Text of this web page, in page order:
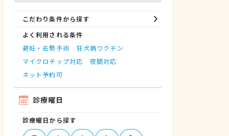
こだわり条件から探す
よく利用される条件
避妊・去勢手術
狂犬病ワクチン
マイクロチップ対応
夜間対応
ネット予約可
診療曜日
診療曜日から探す